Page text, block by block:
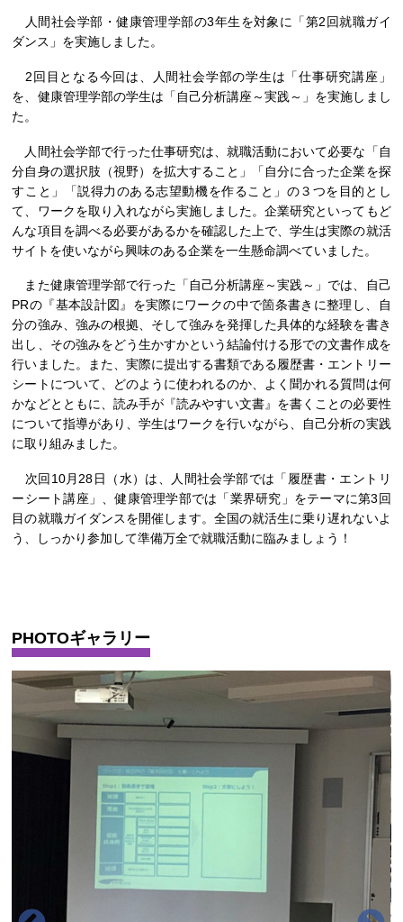
人間社会学部・健康管理学部の3年生を対象に「第2回就職ガイ
ダンス」を実施しました。
2回目となる今回は、人間社会学部の学生は「仕事研究講座」
を、健康管理学部の学生は「自己分析講座～実践～」を実施しまし
た。
人間社会学部で行った仕事研究は、就職活動において必要な「自
分自身の選択肢（視野）を拡大すること」「自分に合った企業を探
すこと」「説得力のある志望動機を作ること」の３つを目的とし
て、ワークを取り入れながら実施しました。企業研究といってもど
んな項目を調べる必要があるかを確認した上で、学生は実際の就活
サイトを使いながら興味のある企業を一生懸命調べていました。
また健康管理学部で行った「自己分析講座～実践～」では、自己
PRの『基本設計図』を実際にワークの中で箇条書きに整理し、自
分の強み、強みの根拠、そして強みを発揮した具体的な経験を書き
出し、その強みをどう生かすかという結論付ける形での文書作成を
行いました。また、実際に提出する書類である履歴書・エントリー
シートについて、どのように使われるのか、よく聞かれる質問は何
かなどとともに、読み手が『読みやすい文書』を書くことの必要性
について指導があり、学生はワークを行いながら、自己分析の実践
に取り組みました。
次回10月28日（水）は、人間社会学部では「履歴書・エントリ
ーシート講座」、健康管理学部では「業界研究」をテーマに第3回
目の就職ガイダンスを開催します。全国の就活生に乗り遅れないよ
う、しっかり参加して準備万全で就職活動に臨みましょう！
PHOTOギャラリー